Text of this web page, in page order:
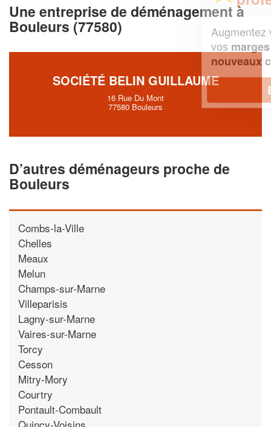
Une entreprise de déménagement à
Bouleurs (77580)
SOCIÉTÉ BELIN GUILLAUME
16 Rue Du Mont
77580 Bouleurs
D’autres déménageurs proche de
Bouleurs
Combs-la-Ville
Chelles
Meaux
Melun
Champs-sur-Marne
Villeparisis
Lagny-sur-Marne
Vaires-sur-Marne
Torcy
Cesson
Mitry-Mory
Courtry
Pontault-Combault
Quincy-Voisins
Augmentez votre chiffre d'affaireset
tout en gagnant de
En savoir plus